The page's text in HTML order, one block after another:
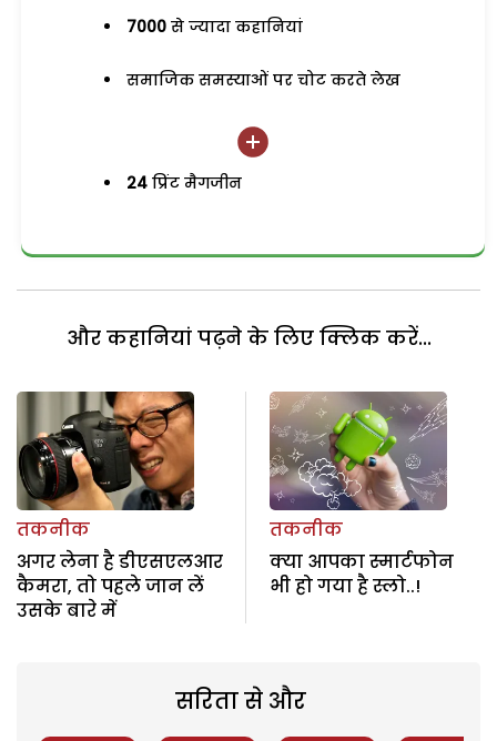
7000 से ज्यादा कहानियां
समाजिक समस्याओं पर चोट करते लेख
24 प्रिंट मैगजीन
और कहानियां पढ़ने के लिए क्लिक करें...
तकनीक
अगर लेना है डीएसएलआर
कैमरा, तो पहले जान लें
उसके बारे में
तकनीक
क्या आपका स्मार्टफोन
भी हो गया है स्लो..!
सरिता से और